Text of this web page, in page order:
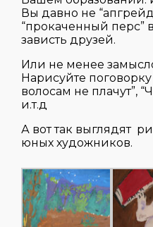
Вы давно не
“прокаченный перс”
зависть друзей.
Или не менее
Нарисуйте
волосам не плачут”,
и.т.д
А вот так выглядят
юных художников.